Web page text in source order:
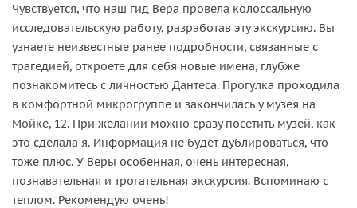
Чувствуется, что наш гид Вера провела колоссальную
исследовательскую работу, разработав эту экскурсию. Вы
узнаете неизвестные ранее подробности, связанные с
трагедией, откроете для себя новые имена, глубже
познакомитесь с личностью Дантеса. Прогулка проходила
в комфортной микрогруппе и закончилась у музея на
Мойке, 12. При желании можно сразу посетить музей, как
это сделала я. Информация не будет дублироваться, что
тоже плюс. У Веры особенная, очень интересная,
познавательная и трогательная экскурсия. Вспоминаю с
теплом. Рекомендую очень!